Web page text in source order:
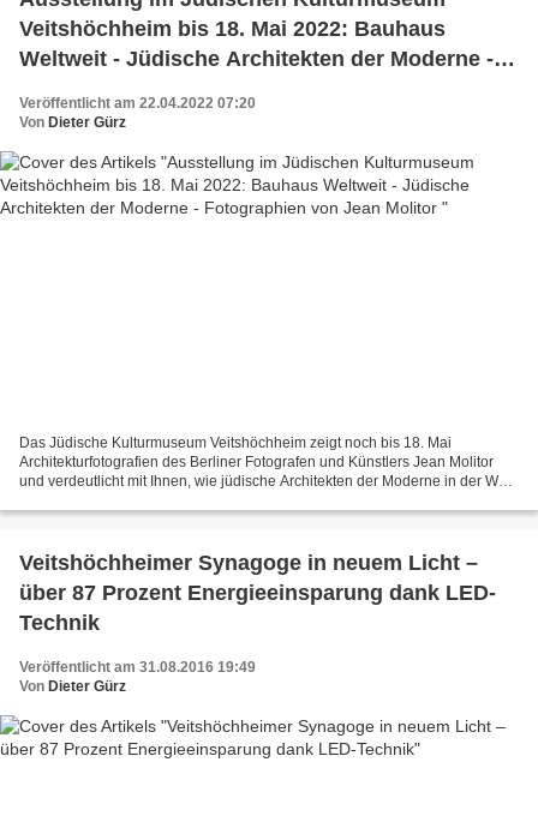
Veitshöchheim bis 18. Mai 2022: Bauhaus
Weltweit - Jüdische Architekten der Moderne -
Veröffentlicht am 22.04.2022 07:20
Von Dieter Gürz
Das Jüdische Kulturmuseum Veitshöchheim zeigt noch bis 18. Mai
Architekturfotografien des Berliner Fotografen und Künstlers Jean Molitor
und verdeutlicht mit Ihnen, wie jüdische Architekten der Moderne in der Welt
Veitshöchheimer Synagoge in neuem Licht –
über 87 Prozent Energieeinsparung dank LED-
Technik
Veröffentlicht am 31.08.2016 19:49
Von Dieter Gürz